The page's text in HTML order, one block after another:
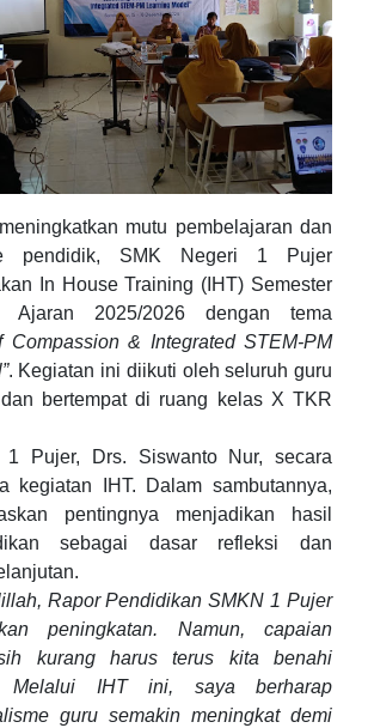
mutu pembelajaran dan
pendidik, SMK Negeri 1 Pujer
In House Training (IHT) Semester
Ajaran 2025/2026 dengan tema
Compassion & Integrated STEM-PM
. Kegiatan ini diikuti oleh seluruh guru
bertempat di ruang kelas X TKR
1 Pujer, Drs. Siswanto Nur, secara
kegiatan IHT. Dalam sambutannya,
pentingnya menjadikan hasil
sebagai dasar refleksi dan
Rapor Pendidikan SMKN 1 Pujer
peningkatan. Namun, capaian
kurang harus terus kita benahi
Melalui IHT ini, saya berharap
guru semakin meningkat demi